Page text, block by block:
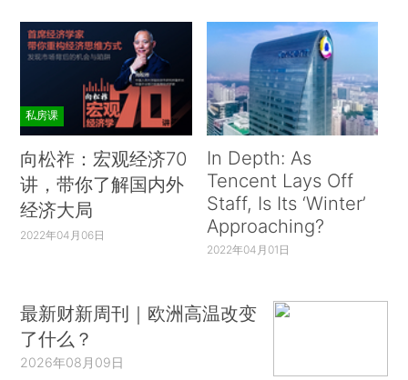
私房课
向松祚：宏观经济70
讲，带你了解国内外
经济大局
2022年04月06日
In Depth: As
Tencent Lays Off
Staff, Is Its ‘Winter’
Approaching?
2022年04月01日
最新财新周刊｜欧洲高温改变
了什么？
2026年08月09日